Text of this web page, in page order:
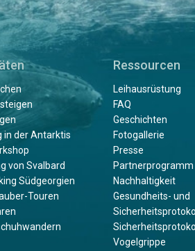
in der Antarktis
von Svalbard
Südgeorgien
Touren
Ressourcen
Leihausrüstung
FAQ
Geschichten
Fotogallerie
Presse
Partnerprogramm
Nachhaltigkeit
Gesundheits- und
Sicherheitsprotokoll
Vogelgrippe